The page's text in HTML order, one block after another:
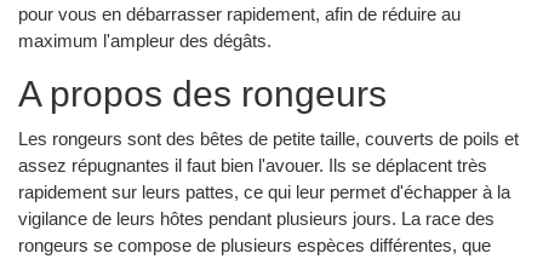
pour vous en débarrasser rapidement, afin de réduire au
maximum l'ampleur des dégâts.
A propos des rongeurs
Les rongeurs sont des bêtes de petite taille, couverts de poils et
assez répugnantes il faut bien l'avouer. Ils se déplacent très
rapidement sur leurs pattes, ce qui leur permet d'échapper à la
vigilance de leurs hôtes pendant plusieurs jours. La race des
rongeurs se compose de plusieurs espèces différentes, que